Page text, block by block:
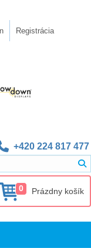
Registrácia
+420 224 817 477
0 Prázdny košík